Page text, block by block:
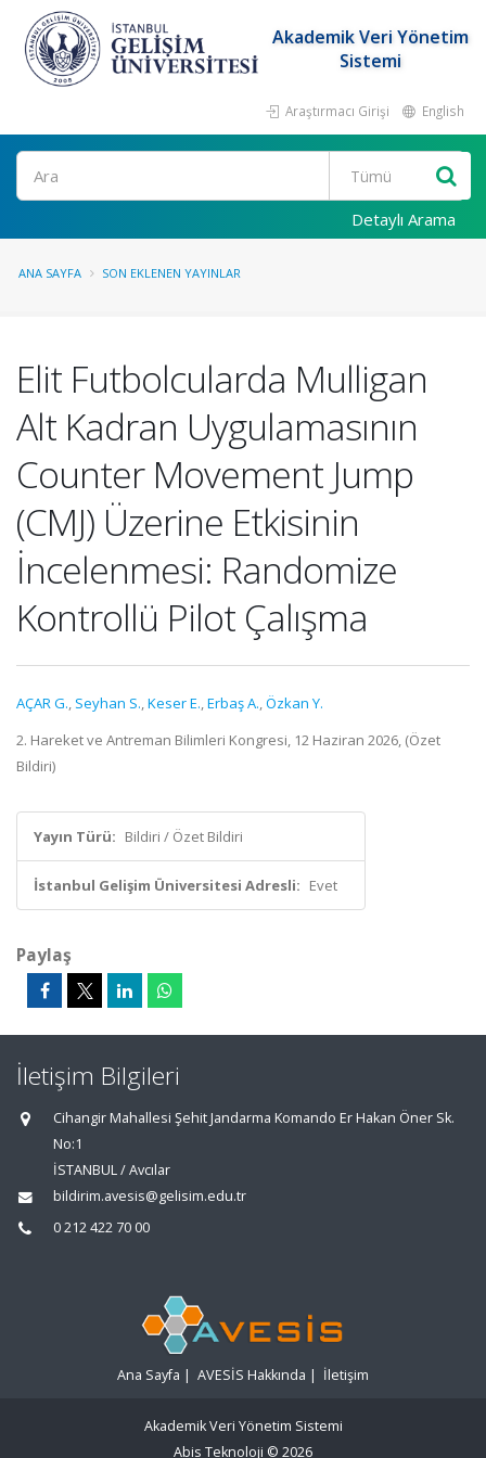
Akademik Veri Yönetim
Sistemi
Araştırmacı Girişi English
Ara
Detaylı Arama
ANA SAYFA SON EKLENEN YAYINLAR
Elit Futbolcularda Mulligan
Alt Kadran Uygulamasının
Counter Movement Jump
(CMJ) Üzerine Etkisinin
İncelenmesi: Randomize
Kontrollü Pilot Çalışma
AÇAR G., Seyhan S.,Keser E.,Erbaş A.,Özkan Y.
2. Hareket ve Antreman Bilimleri Kongresi, 12 Haziran 2026, (Özet
Bildiri)
Yayın Türü: Bildiri / Özet Bildiri
İstanbul Gelişim Üniversitesi Adresli: Evet
Paylaş
İletişim Bilgileri
Cihangir Mahallesi Şehit Jandarma Komando Er Hakan Öner Sk.
No:1
İSTANBUL / Avcılar
bildirim.avesis@gelisim.edu.tr
0 212 422 70 00
Ana Sayfa | AVESİS Hakkında | İletişim
Akademik Veri Yönetim Sistemi
Abis Teknoloji © 2026